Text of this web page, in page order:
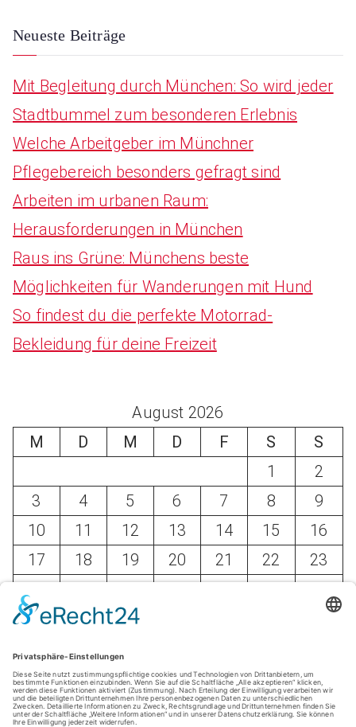
Neueste Beiträge
Mit Begleitung durch München: So wird jeder
Stadtbummel zum besonderen Erlebnis
Welche Arbeitgeber im Münchner
Pflegebereich besonders gefragt sind
Arbeiten im urbanen Raum:
Herausforderungen in München
Raus ins Grüne: Münchens beste
Möglichkeiten für Wanderungen mit Hund
So findest du die perfekte Motorrad-
Bekleidung für deine Freizeit
August 2026
M
D M D F S
S
1
2
3
4 5 6 7 8
9
10
11 12 13 14 15
16
17
18 19 20 21 22
23
31
« Mai